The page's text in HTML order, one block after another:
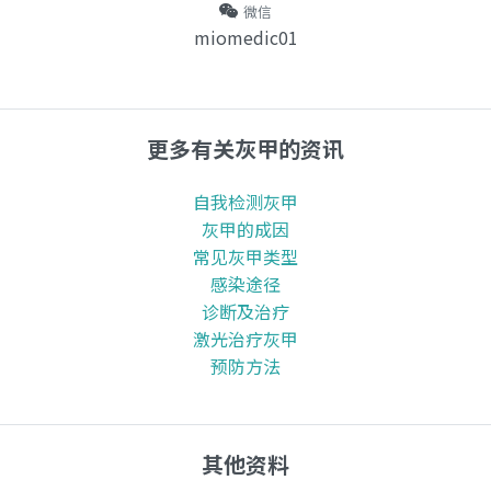
微信
miomedic01
更多有关灰甲的资讯
自我检测灰甲
灰甲的成因
常见灰甲类型
感染途径
诊断及治疗
激光治疗灰甲
预防方法
其他资料